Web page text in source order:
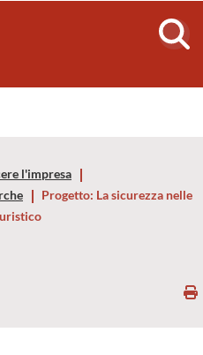
l'impresa
Progetto: La sicurezza nelle